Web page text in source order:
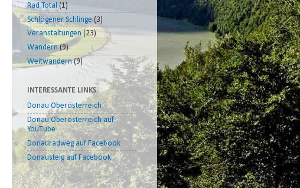
Rad Total (1)
Schlögener Schlinge (3)
Veranstaltungen (23)
Wandern (9)
Weitwandern (9)
INTERESSANTE LINKS
Donau Oberösterreich
Donau Oberösterreich auf
YouTube
Donauradweg auf Facebook
Donausteig auf Facebook